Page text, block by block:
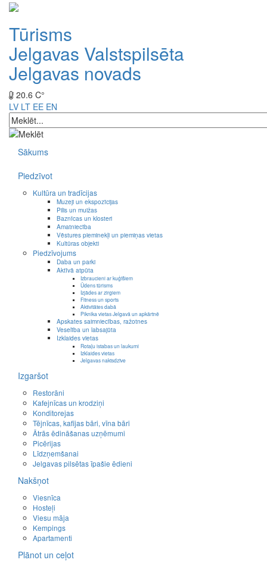
Tūrisms
Jelgavas Valstspilsēta
Jelgavas novads
20.6 C°
LV LT EE EN
Sākums
Piedzīvot
Kultūra un tradīcijas
Muzeji un ekspozīcijas
Pilis un muižas
Baznīcas un klosteri
Amatniecība
Vēstures pieminekļi un piemiņas vietas
Kultūras objekti
Piedzīvojums
Daba un parki
Aktīvā atpūta
Izbraucieni ar kuģīšiem
Ūdens tūrisms
Izjādes ar zirgiem
Fitness un sports
Aktivitātes dabā
Piknika vietas Jelgavā un apkārtnē
Apskates saimniecības, ražotnes
Veselība un labsajūta
Izklaides vietas
Rotaļu istabas un laukumi
Izklaides vietas
Jelgavas naktsdzīve
Izgaršot
Restorāni
Kafejnīcas un krodziņi
Konditorejas
Tējnīcas, kafijas bāri, vīna bāri
Ātrās ēdināšanas uzņēmumi
Picērijas
Līdzņemšanai
Jelgavas pilsētas īpašie ēdieni
Nakšņot
Viesnīca
Hosteļi
Viesu māja
Kempings
Apartamenti
Plānot un ceļot